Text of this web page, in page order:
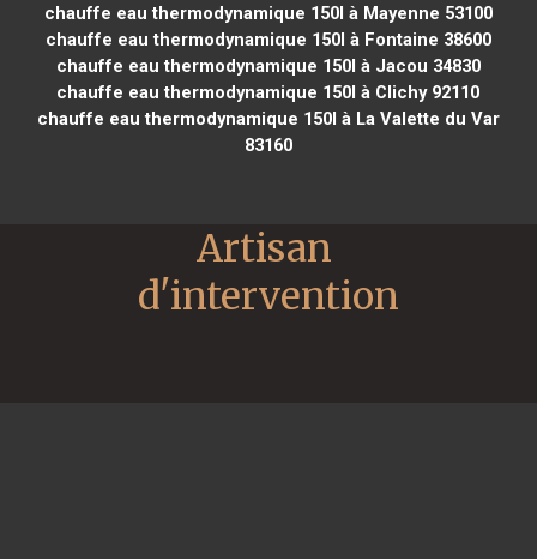
chauffe eau thermodynamique 150l à Mayenne 53100
chauffe eau thermodynamique 150l à Fontaine 38600
chauffe eau thermodynamique 150l à Jacou 34830
chauffe eau thermodynamique 150l à Clichy 92110
chauffe eau thermodynamique 150l à La Valette du Var
83160
Artisan
d'intervention